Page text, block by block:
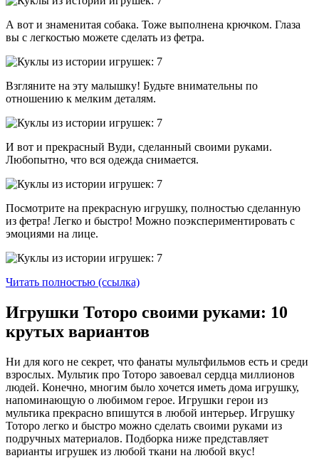
А вот и знаменитая собака. Тоже выполнена крючком. Глаза
вы с легкостью можете сделать из фетра.
Взгляните на эту малышку! Будьте внимательны по
отношению к мелким деталям.
И вот и прекрасный Вуди, сделанный своими руками.
Любопытно, что вся одежда снимается.
Посмотрите на прекрасную игрушку, полностью сделанную
из фетра! Легко и быстро! Можно поэкспериментировать с
эмоциями на лице.
Читать полностью (ссылка)
Игрушки Тоторо своими руками: 10
крутых вариантов
Ни для кого не секрет, что фанаты мультфильмов есть и среди
взрослых. Мультик про Тоторо завоевал сердца миллионов
людей. Конечно, многим было хочется иметь дома игрушку,
напоминающую о любимом герое. Игрушки герои из
мультика прекрасно впишутся в любой интерьер. Игрушку
Тоторо легко и быстро можно сделать своими руками из
подручных материалов. Подборка ниже представляет
варианты игрушек из любой ткани на любой вкус!